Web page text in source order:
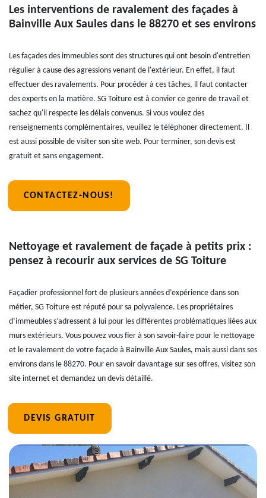
Les interventions de ravalement des façades à
Bainville Aux Saules dans le 88270 et ses environs
Les façades des immeubles sont des structures qui ont besoin d'entretien
régulier à cause des agressions venant de l'extérieur. En effet, il faut
effectuer des ravalements. Pour procéder à ces tâches, il faut contacter
des experts en la matière. SG Toiture est à convier ce genre de travail et
sachez qu'il respecte les délais convenus. Si vous voulez des
renseignements complémentaires, veuillez le téléphoner directement. Il
est aussi possible de visiter son site web. Pour terminer, son devis est
gratuit et sans engagement.
CONTACTEZ-NOUS!
Nettoyage et ravalement de façade à petits prix :
pensez à recourir aux services de SG Toiture
Façadier professionnel fort de plusieurs années d’expérience dans son
métier, SG Toiture est réputé pour sa polyvalence. Les propriétaires
d’immeubles s’adressent à lui pour les différentes problématiques liées aux
murs extérieurs. Vous pouvez vous fier à son savoir-faire pour le nettoyage
et le ravalement de votre façade à Bainville Aux Saules, mais aussi dans ses
environs dans le 88270. Pour en savoir davantage sur ses offres, visitez son
site internet et demandez un devis détaillé.
DEVIS GRATUIT